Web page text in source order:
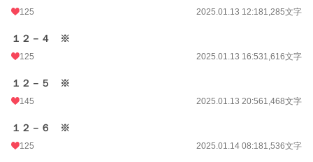
125 2025.01.13 12:181,285文字
１２－４ ※
125 2025.01.13 16:531,616文字
１２－５ ※
145 2025.01.13 20:561,468文字
１２－６ ※
125 2025.01.14 08:181,536文字